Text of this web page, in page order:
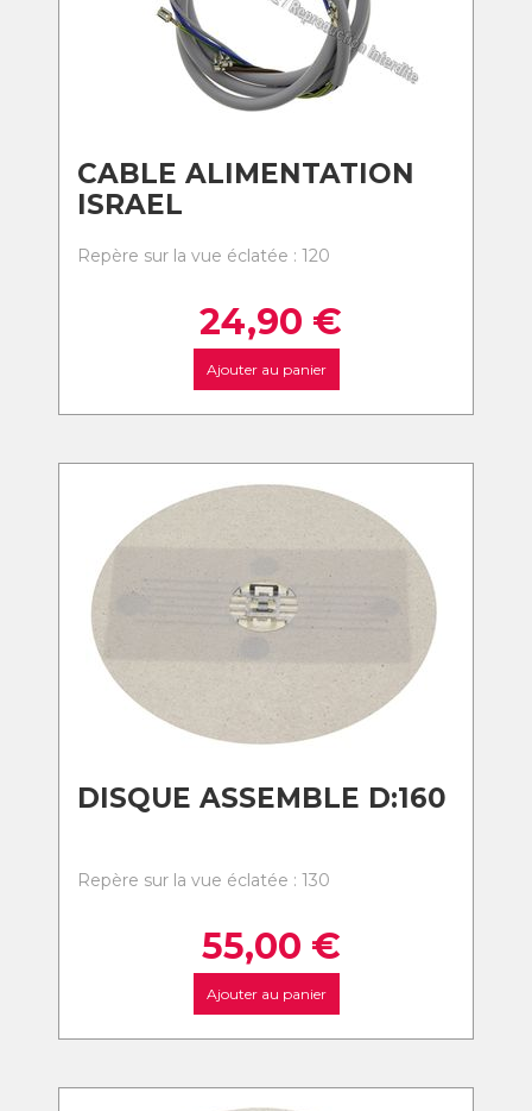
CABLE ALIMENTATION
ISRAEL
Repère sur la vue éclatée : 120
24,90 €
Ajouter au panier
DISQUE ASSEMBLE D:160
Repère sur la vue éclatée : 130
55,00 €
Ajouter au panier